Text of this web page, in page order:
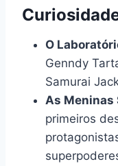
O
Genndy
Samurai
As Meninas
primeiros